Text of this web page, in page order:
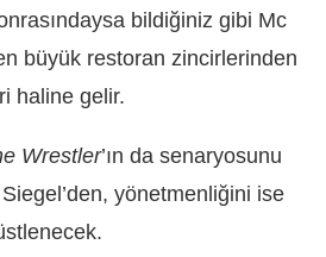
bildiğiniz gibi Mc
büyük restoran zincirlerinden
haline gelir.
Wrestler’ın da senaryosunu
yönetmenliğini ise